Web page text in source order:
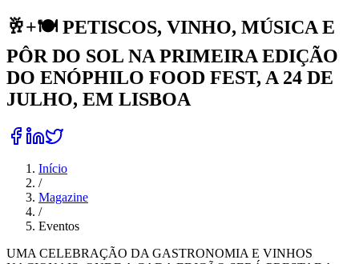
🥂+🍽️ PETISCOS, VINHO, MÚSICA E
PÔR DO SOL NA PRIMEIRA EDIÇÃO
DO ENÓPHILO FOOD FEST, A 24 DE
JULHO, EM LISBOA
Início
/
Magazine
/
Eventos
UMA CELEBRAÇÃO DA GASTRONOMIA E VINHOS